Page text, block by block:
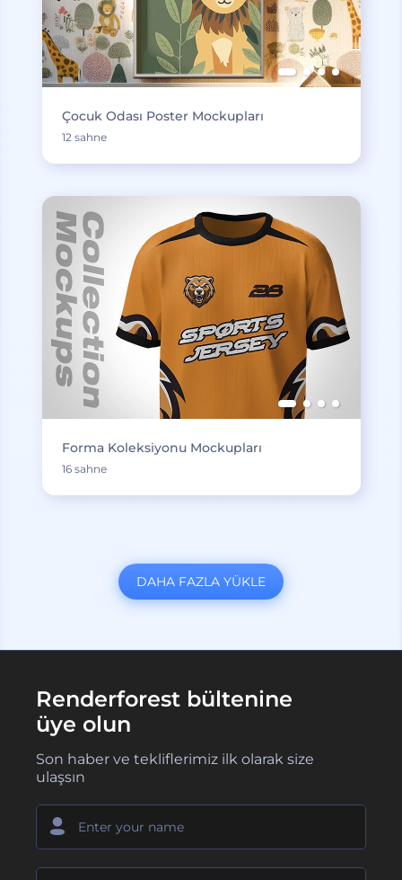
Çocuk Odası Poster Mockupları
12 sahne
Forma Koleksiyonu Mockupları
16 sahne
DAHA FAZLA YÜKLE
Renderforest bültenine
üye olun
Son haber ve tekliflerimiz ilk olarak size
ulaşsın